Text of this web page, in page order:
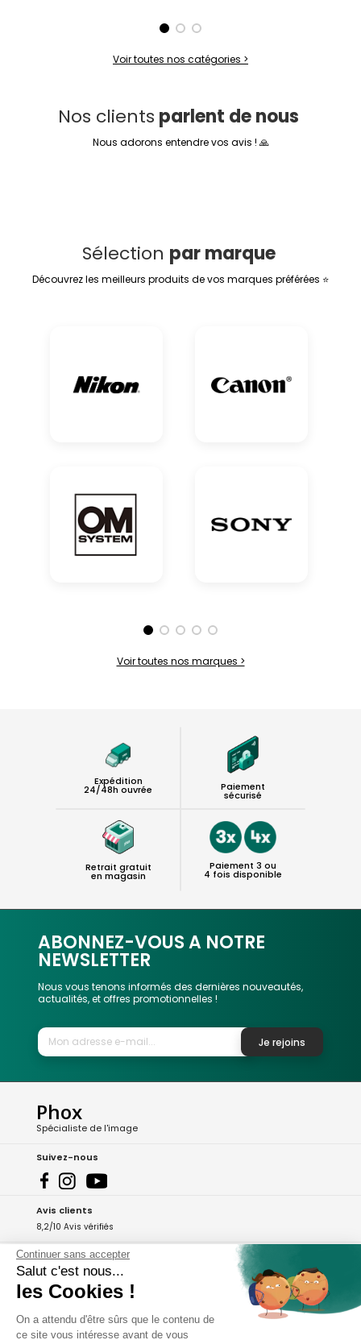
Voir toutes nos catégories >
Nos clients parlent de nous
Nous adorons entendre vos avis ! 🙏
Sélection par marque
Découvrez les meilleurs produits de vos marques préférées ⭐
Voir toutes nos marques >
Expédition
24/48h ouvrée Paiement
sécurisé
Retrait gratuit
en magasin
Paiement 3 ou
4 fois disponible
ABONNEZ-VOUS A NOTRE
NEWSLETTER
Nous vous tenons informés des dernières nouveautés,
actualités, et offres promotionnelles !
Je rejoins
Phox
Spécialiste de l'image
Suivez-nous
Avis clients
8,2/10 Avis vérifiés
L'Appli Phox
A propos de Phox
Continuer sans accepter
Salut c'est nous...
les Cookies !
On a attendu d'être sûrs que le contenu de
ce site vous intéresse avant de vous